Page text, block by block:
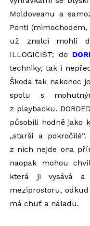
Moldoveanu a
Ponti
už znalci mohli
ILLOGICIST; do
techniky, tak i
Škoda tak nakonec
spolu s
z playbacku.
působili hodně jako
„starší a
z nich nejde ona
naopak mohou
která ji vysává a
meziprostoru,
má chuť a náladu.